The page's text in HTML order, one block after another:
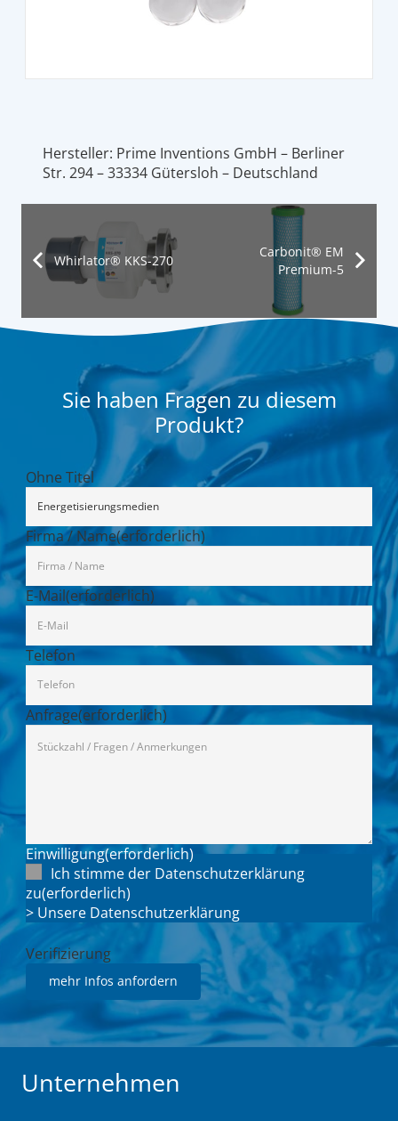
Hersteller: Prime Inventions GmbH – Berliner
Str. 294 – 33334 Gütersloh – Deutschland
Whirlator® KKS-270
Carbonit® EM
Premium-5
Sie haben Fragen zu diesem
Produkt?
Ohne Titel
Firma / Name(erforderlich)
E-Mail(erforderlich)
Telefon
Anfrage(erforderlich)
Einwilligung(erforderlich)
Ich stimme der Datenschutzerklärung
zu(erforderlich)
> Unsere Datenschutzerklärung
Verifizierung
Unternehmen